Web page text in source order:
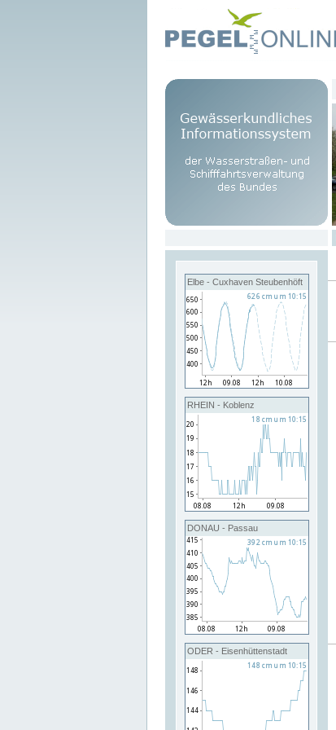
Elbe - Cuxhaven Steubenhöft
RHEIN - Koblenz
DONAU - Passau
ODER - Eisenhüttenstadt